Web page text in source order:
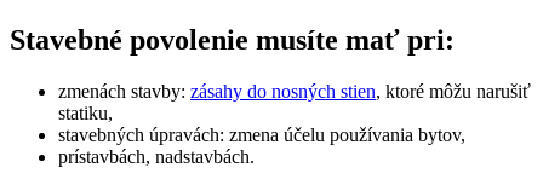
Stavebné povolenie musíte mať pri:
zmenách stavby: zásahy do nosných stien, ktoré môžu narušiť
statiku,
stavebných úpravách: zmena účelu používania bytov,
prístavbách, nadstavbách.